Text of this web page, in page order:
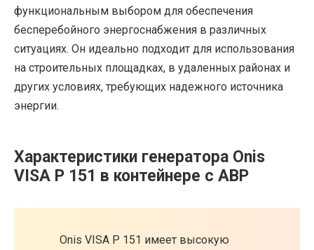
функциональным выбором для обеспечения
бесперебойного энергоснабжения в различных
ситуациях. Он идеально подходит для использования
на строительных площадках, в удаленных районах и
других условиях, требующих надежного источника
энергии.
Характеристики генератора Onis
VISA P 151 в контейнере с АВР
Onis VISA P 151 имеет высокую